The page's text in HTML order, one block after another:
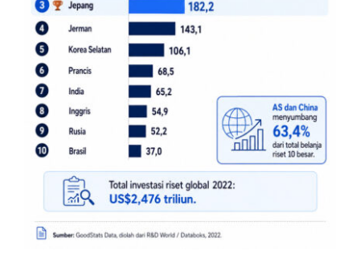
Top 10 Negara Dengan
Anggaran Riset Terbesar Di
Dunia
Artikel Riset